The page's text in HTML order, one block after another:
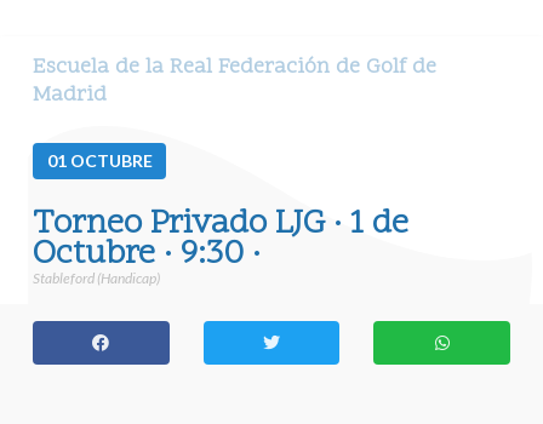
Escuela de la Real Federación de Golf de
Madrid
01 OCTUBRE
Torneo Privado LJG · 1 de
Octubre · 9:30 ·
Stableford (Handicap)